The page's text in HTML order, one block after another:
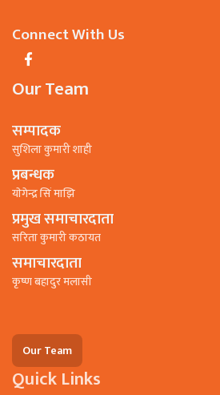
Connect With Us
Our Team
सम्पादक
सुशिला कुमारी शाही
प्रबन्धक
याेगेन्द्र सिं माझि
प्रमुख समाचारदाता
सरिता कुमारी कठायत
समाचारदाता
कृष्ण बहादुर मलासी
Our Team
Quick Links